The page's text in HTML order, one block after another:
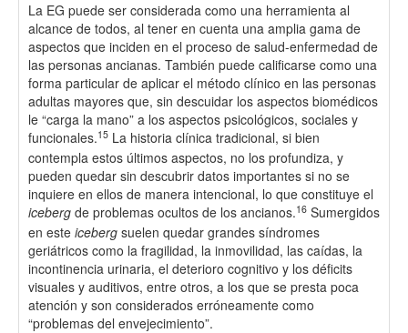
La EG puede ser considerada como una herramienta al
alcance de todos, al tener en cuenta una amplia gama de
aspectos que inciden en el proceso de salud-enfermedad de
las personas ancianas. También puede calificarse como una
forma particular de aplicar el método clínico en las personas
adultas mayores que, sin descuidar los aspectos biomédicos
le “carga la mano” a los aspectos psicológicos, sociales y
funcionales.15 La historia clínica tradicional, si bien
contempla estos últimos aspectos, no los profundiza, y
pueden quedar sin descubrir datos importantes si no se
inquiere en ellos de manera intencional, lo que constituye el
iceberg de problemas ocultos de los ancianos.16 Sumergidos
en este iceberg suelen quedar grandes síndromes
geriátricos como la fragilidad, la inmovilidad, las caídas, la
incontinencia urinaria, el deterioro cognitivo y los déficits
visuales y auditivos, entre otros, a los que se presta poca
atención y son considerados erróneamente como
“problemas del envejecimiento”.